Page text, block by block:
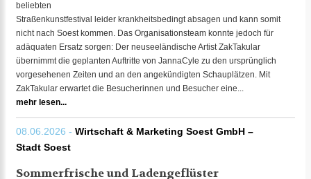
beliebten
Straßenkunstfestival leider krankheitsbedingt absagen und kann somit
nicht nach Soest kommen. Das Organisationsteam konnte jedoch für
adäquaten Ersatz sorgen: Der neuseeländische Artist ZakTakular
übernimmt die geplanten Auftritte von JannaCyle zu den ursprünglich
vorgesehenen Zeiten und an den angekündigten Schauplätzen. Mit
ZakTakular erwartet die Besucherinnen und Besucher eine...
mehr lesen...
08.06.2026 - Wirtschaft & Marketing Soest GmbH –
Stadt Soest
Sommerfrische und Ladengeflüster